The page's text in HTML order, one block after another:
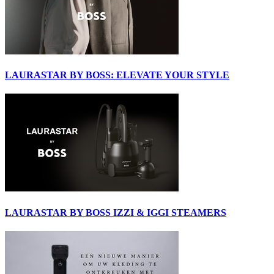
LAURASTAR BY BOSS: ELEVATE YOUR STYLE
LAURASTAR BY BOSS IZZI & IGGI STEAMERS